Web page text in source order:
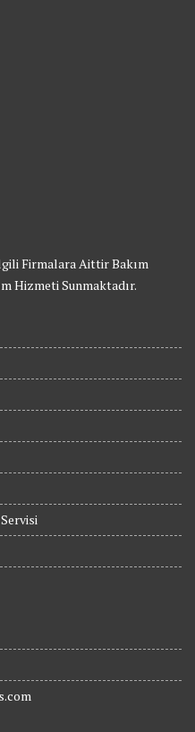
Firmalara Aittir Bakım
Hizmeti Sunmaktadır.